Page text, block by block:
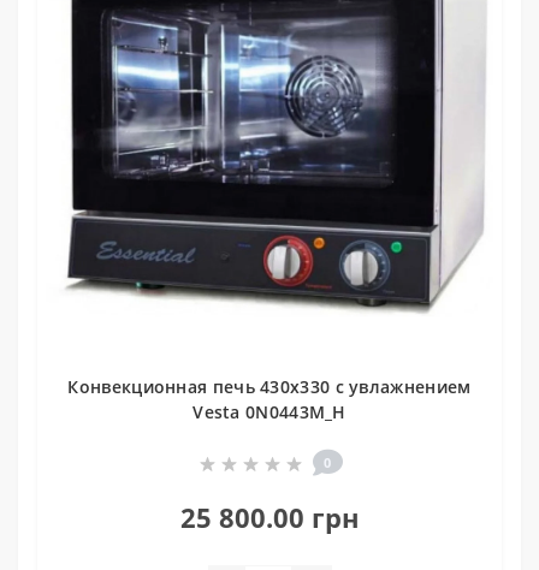
Конвекционная печь 430x330 с увлажнением
Vesta 0N0443M_H
0
25 800.00 грн